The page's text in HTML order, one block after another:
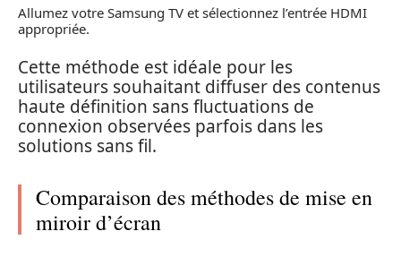
Allumez votre Samsung TV et sélectionnez l’entrée HDMI
appropriée.
Cette méthode est idéale pour les
utilisateurs souhaitant diffuser des contenus
haute définition sans fluctuations de
connexion observées parfois dans les
solutions sans fil.
Comparaison des méthodes de mise en
miroir d’écran